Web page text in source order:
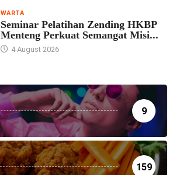
WARTA
Seminar Pelatihan Zending HKBP
Menteng Perkuat Semangat Misi...
4 August 2026
9
159